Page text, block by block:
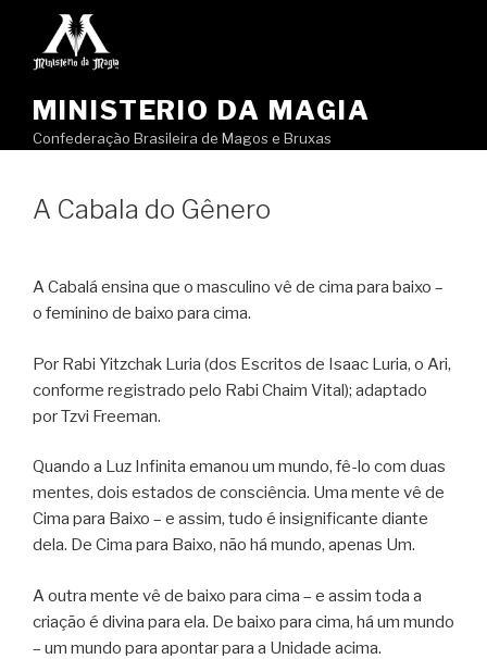
MINISTERIO DA MAGIA
Confederação Brasileira de Magos e Bruxas
A Cabala do Gênero
A Cabalá ensina que o masculino vê de cima para baixo –
o feminino de baixo para cima.
Por Rabi Yitzchak Luria (dos Escritos de Isaac Luria, o Ari,
conforme registrado pelo Rabi Chaim Vital); adaptado
por Tzvi Freeman.
Quando a Luz Infinita emanou um mundo, fê-lo com duas
mentes, dois estados de consciência. Uma mente vê de
Cima para Baixo – e assim, tudo é insignificante diante
dela. De Cima para Baixo, não há mundo, apenas Um.
A outra mente vê de baixo para cima – e assim toda a
criação é divina para ela. De baixo para cima, há um mundo
– um mundo para apontar para a Unidade acima.